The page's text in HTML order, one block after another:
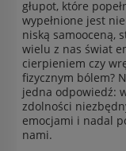
głupot, które
wypełnione jest
niską samooceną,
wielu z nas świat
cierpieniem czy
fizycznym bólem?
jedna odpowiedź:
zdolności
emocjami i nadal
nami.